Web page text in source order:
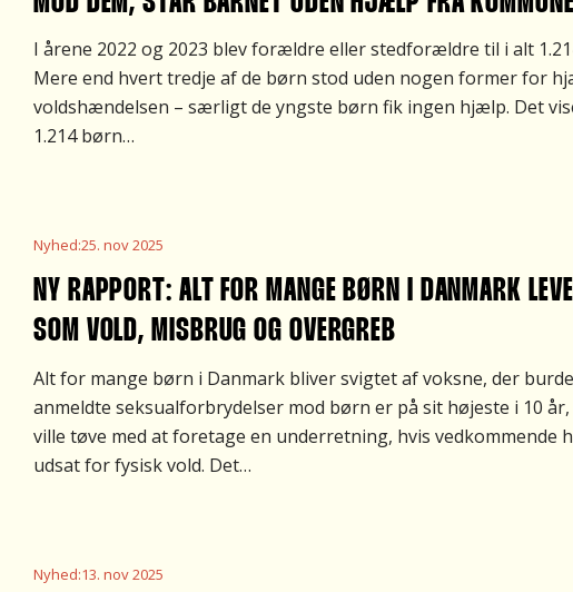
I årene 2022 og 2023 blev forældre eller stedforældre til i alt
Mere end hvert tredje af de børn stod uden nogen former for
voldshændelsen – særligt de yngste børn fik ingen hjælp. Det
1.214 børn…
Nyhed:25. nov 2025
NY RAPPORT: ALT FOR MANGE BØRN I DANMARK
SOM VOLD, MISBRUG OG OVERGREB
Alt for mange børn i Danmark bliver svigtet af voksne, der
anmeldte seksualforbrydelser mod børn er på sit højeste i 10
ville tøve med at foretage en underretning, hvis vedkommende
udsat for fysisk vold. Det…
Nyhed:13. nov 2025